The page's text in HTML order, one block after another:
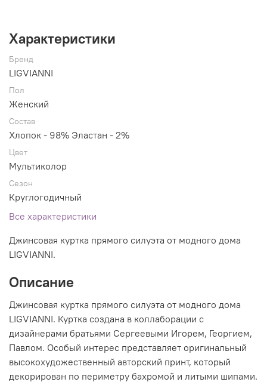
Характеристики
Бренд
LIGVIANNI
Пол
Женский
Состав
Хлопок - 98% Эластан - 2%
Цвет
Мультиколор
Сезон
Круглогодичный
Все характеристики
Джинсовая куртка прямого силуэта от модного дома
LIGVIANNI.
Описание
Джинсовая куртка прямого силуэта от модного дома
LIGVIANNI. Куртка создана в коллаборации с
дизайнерами братьями Сергеевыми Игорем, Георгием,
Павлом. Особый интерес представляет оригинальный
высокохудожественный авторский принт, который
декорирован по периметру бахромой и литыми шипами.